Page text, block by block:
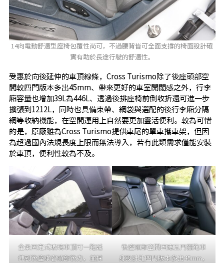
14向電動舒適型座椅包覆性尚可，不過腰背皆可全面支撐的椅面設計確
實有助於長途行駛的舒適性。
受惠於向後延伸的車頂線條，Cross Turismo除了後座頭部空
間較四門版本多出45mm、帶來更好的車室開闊感之外，行李
廂容量也增加39L為446L、透過後排座椅前倒收折還可進一步
擴張到1212L，同時也具備束帶、網袋與選配的後行李廂分隔
網等收納機能，在空間運用上自然要更加靈活便利。較為可惜
的是，原廠雖為Cross Turismo提供車尾的單車攜車架，但因
為超過國內法規長度上限而無法導入，若有此類需求僅能安裝
於車頂，便利性較為不及。
全景固定式玻璃車頂可一路延
伸到後座乘客頭部後方，並採
後座頭部空間因應五門獵跑車
身設計比四門版本多出45mm，